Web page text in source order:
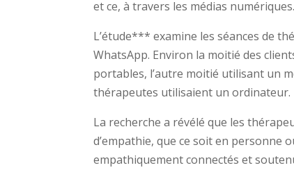
et ce, à travers les médias numériques.
L’étude*** examine les séances de
WhatsApp. Environ la moitié des
portables, l’autre moitié utilisant un
thérapeutes utilisaient un ordinateur.
La recherche a révélé que les
d’empathie, que ce soit en personne
empathiquement connectés et